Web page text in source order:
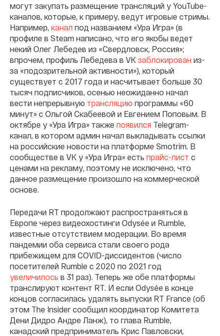
могут закупать размещение трансляций у YouTube-
каналов, которые, к примеру, ведут игровые стримы.
Например, канал под названием «Ура Игра» (в
профиле в Steam написано, что его якобы ведет
некий Олег Лебедев из «Свердловск, Россия»;
впрочем, профиль Лебедева в VK заблокирован из-
за «подозрительной активности»), который
существует с 2017 года и насчитывает больше 30
тысяч подписчиков, осенью неожиданно начал
вести непрерывную трансляцию программы «60
минут» с Ольгой Скабеевой и Евгением Поповым. В
октябре у «Ура Игра» также появился Telegram-
канал, в котором админ начал выкладывать ссылки
на российские новости на платформе Smotrim. В
сообществе в VK у «Ура Игра» есть прайс-лист с
ценами на рекламу, поэтому не исключено, что
данное размещение произошло на коммерческой
основе.
Передачи RT продолжают распространяться в
Европе через видеохостинги Odysée и Rumble,
известные отсутствием модерации. Во время
пандемии оба сервиса стали своего рода
прибежищем для COVID-диссидентов (число
посетителей Rumble с 2020 по 2021 год
увеличилось в 31 раз). Теперь же обе платформы
транслируют контент RT. И если Odysée в конце
концов согласилась удалять выпуски RT France (об
этом The Insider сообщил координатор Комитета
Дени Дидро Андре Ланж), то глава Rumble,
канадский предприниматель Крис Павловски,